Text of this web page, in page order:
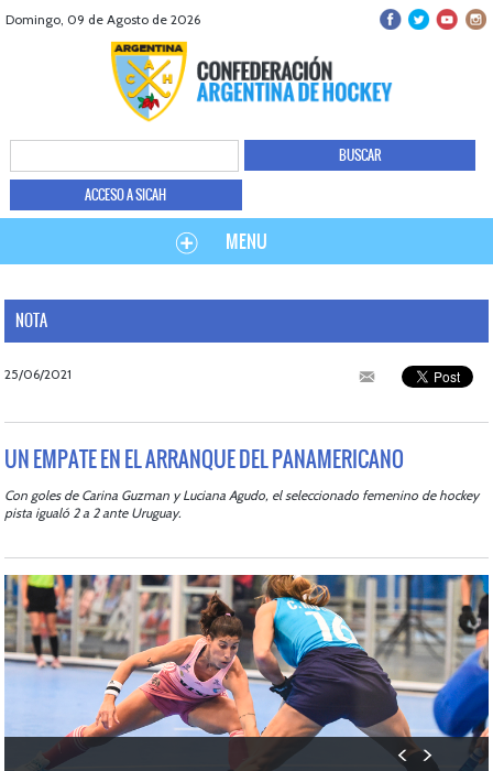
Domingo, 09 de Agosto de 2026
ACCESO A SICAH
MENU
NOTA
25/06/2021
UN EMPATE EN EL ARRANQUE DEL PANAMERICANO
Con goles de Carina Guzman y Luciana Agudo, el seleccionado femenino de hockey
pista igualó 2 a 2 ante Uruguay.